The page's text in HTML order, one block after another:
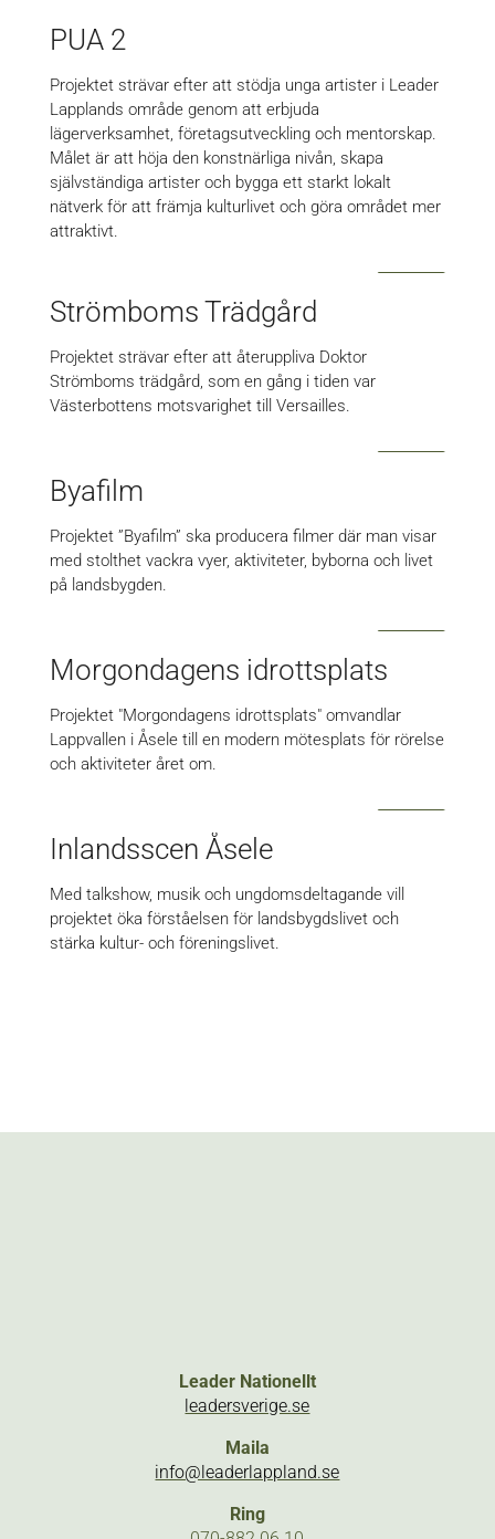
PUA 2
Projektet strävar efter att stödja unga artister i Leader
Lapplands område genom att erbjuda
lägerverksamhet, företagsutveckling och mentorskap.
Målet är att höja den konstnärliga nivån, skapa
självständiga artister och bygga ett starkt lokalt
nätverk för att främja kulturlivet och göra området mer
attraktivt.
Strömboms Trädgård
Projektet strävar efter att återuppliva Doktor
Strömboms trädgård, som en gång i tiden var
Västerbottens motsvarighet till Versailles.
Byafilm
Projektet ”Byafilm” ska producera filmer där man visar
med stolthet vackra vyer, aktiviteter, byborna och livet
på landsbygden.
Morgondagens idrottsplats
Projektet "Morgondagens idrottsplats" omvandlar
Lappvallen i Åsele till en modern mötesplats för rörelse
och aktiviteter året om.
Inlandsscen Åsele
Med talkshow, musik och ungdomsdeltagande vill
projektet öka förståelsen för landsbygdslivet och
stärka kultur- och föreningslivet.
Leader Nationellt
leadersverige.se
Maila
info@leaderlappland.se
Ring